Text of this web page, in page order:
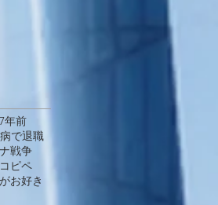
7年前
で退職
戦争
コピペ
お好き